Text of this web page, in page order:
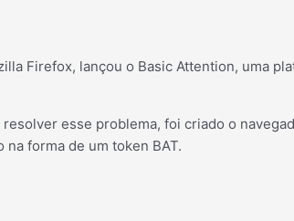
Firefox, lançou o Basic Attention, uma
esse problema, foi criado o
forma de um token BAT.